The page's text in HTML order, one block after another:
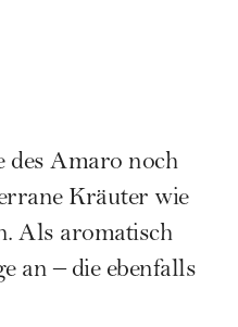
des Amaro noch
Kräuter wie
Als aromatisch
an – die ebenfalls